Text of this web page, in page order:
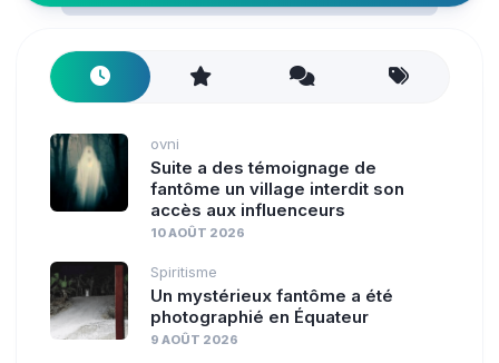
ovni
Suite a des témoignage de
fantôme un village interdit son
accès aux influenceurs
10 AOÛT 2026
Spiritisme
Un mystérieux fantôme a été
photographié en Équateur
9 AOÛT 2026